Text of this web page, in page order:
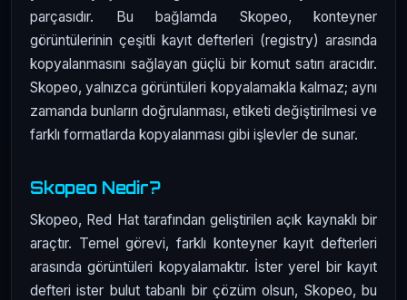
parçasıdır. Bu bağlamda Skopeo, konteyner
görüntülerinin çeşitli kayıt defterleri (registry) arasında
kopyalanmasını sağlayan güçlü bir komut satırı aracıdır.
Skopeo, yalnızca görüntüleri kopyalamakla kalmaz; aynı
zamanda bunların doğrulanması, etiketi değiştirilmesi ve
farklı formatlarda kopyalanması gibi işlevler de sunar.
Skopeo Nedir?
Skopeo, Red Hat tarafından geliştirilen açık kaynaklı bir
araçtır. Temel görevi, farklı konteyner kayıt defterleri
arasında görüntüleri kopyalamaktır. İster yerel bir kayıt
defteri ister bulut tabanlı bir çözüm olsun, Skopeo, bu